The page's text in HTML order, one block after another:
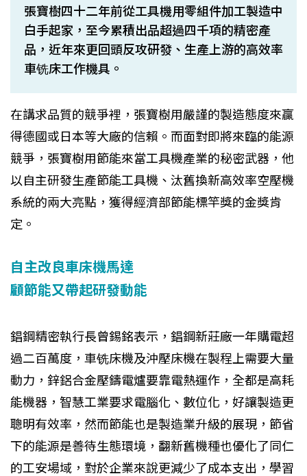
張寶樹四十二年前從工具機用零組件加工製造中
白手起家，至今累積出品超過四千項的精密產
品，近年來更回頭反攻研發、生產上游的高效率
車铣床工作機具。
在講求品質的競爭裡，張寶樹用嚴謹的製造態度來贏
得德國或日本等大廠的信賴。而面對即將來臨的能源
競爭，張寶樹用節能來當工具機產業的秘密武器，他
以自主研發生產節能工具機、汰舊換新高效率空壓機
系統的兩大亮點，獲得經濟部節能標竿獎的金獎肯
定。
自主改良車床機馬達
顧節能又帶起研發動能
錩鋼精密執行長曾錫銘表示，錩鋼新莊廠一年購電超
過二百萬度，車铣床機及沖壓床機在製程上需要大量
動力，鋅鋁合金壓鑄電爐要靠電熱運作，全都是高耗
能機器，智慧工業要求電腦化、數位化，好讓製造更
聰明有效率，然而節能也是製造業升級的展現，節省
下的能源是善待生態環境，翻新舊機種也優化了同仁
的工安場域，對於企業來說更減少了成本支出，學習